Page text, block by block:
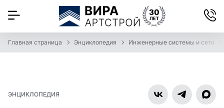
Главная страница Энциклопедия Инженерные системы и сети
ЭНЦИКЛОПЕДИЯ